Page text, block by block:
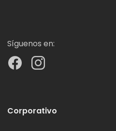
Síguenos en:
Corporativo